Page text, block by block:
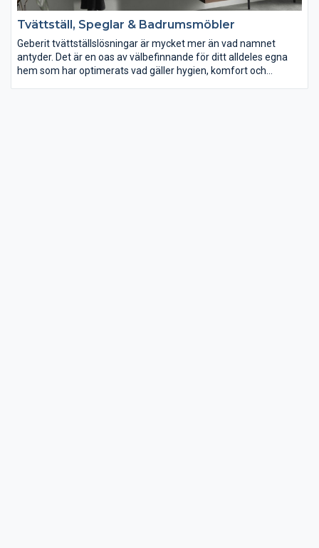
Tvättställ, Speglar & Badrumsmöbler
Geberit tvättställslösningar är mycket mer än vad namnet
antyder. Det är en oas av välbefinnande för ditt alldeles egna
hem som har optimerats vad gäller hygien, komfort och